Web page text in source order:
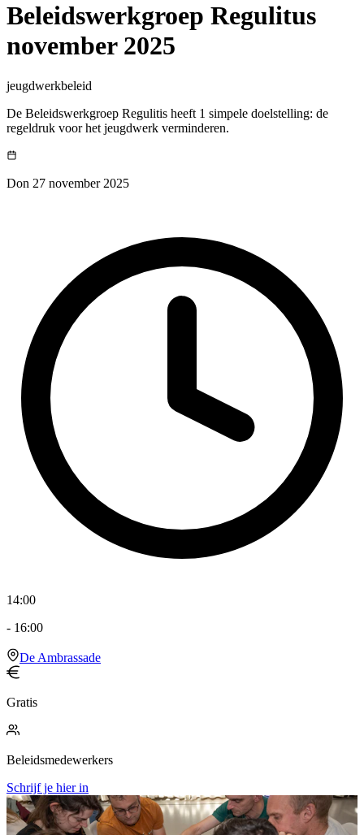
Beleidswerkgroep Regulitus
november 2025
jeugdwerkbeleid
De Beleidswerkgroep Regulitis heeft 1 simpele doelstelling: de
regeldruk voor het jeugdwerk verminderen.
Don 27 november 2025
14:00
- 16:00
De Ambrassade
Gratis
Beleidsmedewerkers
Schrijf je hier in